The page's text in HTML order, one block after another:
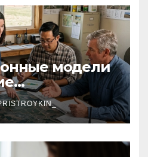
модели
и